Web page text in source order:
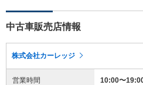
中古車販売店情報
株式会社カーレッジ
営業時間 10:00〜